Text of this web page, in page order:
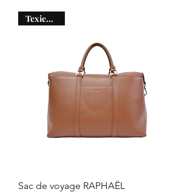
Texier days
Sac de voyage RAPHAËL